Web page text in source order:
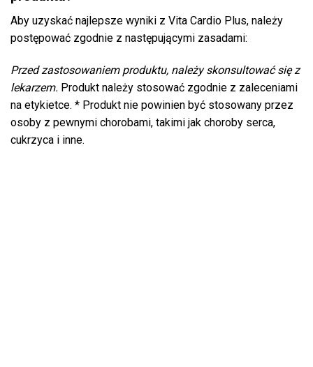
Aby uzyskać najlepsze wyniki z Vita Cardio Plus, należy
postępować zgodnie z następującymi zasadami:
Przed zastosowaniem produktu, należy skonsultować się z
lekarzem. Produkt należy stosować zgodnie z zaleceniami
na etykietce. * Produkt nie powinien być stosowany przez
osoby z pewnymi chorobami, takimi jak choroby serca,
cukrzyca i inne.